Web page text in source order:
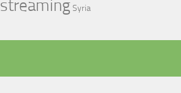
streamingSyria